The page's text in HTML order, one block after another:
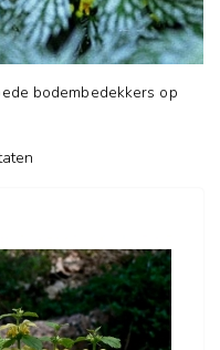
bodembedekkers op